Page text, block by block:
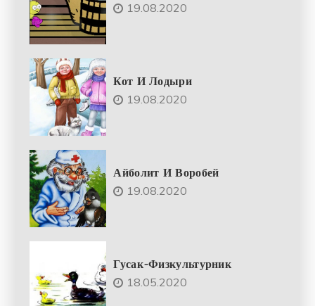
19.08.2020
Кот И Лодыри
19.08.2020
Айболит И Воробей
19.08.2020
Гусак-Физкультурник
18.05.2020